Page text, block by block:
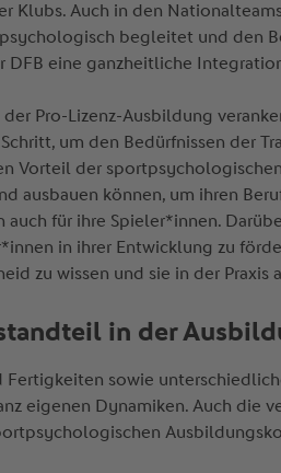
Klubs. Auch in den
begleitet und den
eine ganzheitliche
Pro-Lizenz-Ausbildung
um den Bedürfnissen der
Vorteil der
ausbauen können, um ihren
für ihre Spieler*innen.
in ihrer Entwicklung zu
zu wissen und sie in der Praxis
in der
sowie
eigenen Dynamiken. Auch die